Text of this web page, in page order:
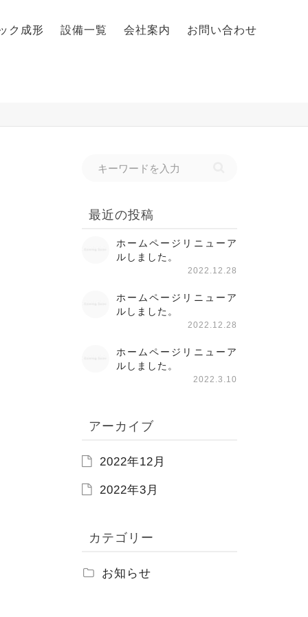
ク成形 設備一覧 会社案内 お問い合わせ
最近の投稿
ホームページリニューア
ルしました。
2022.12.28
ホームページリニューア
ルしました。
2022.12.28
ホームページリニューア
ルしました。
2022.3.10
アーカイブ
2022年12月
2022年3月
カテゴリー
お知らせ